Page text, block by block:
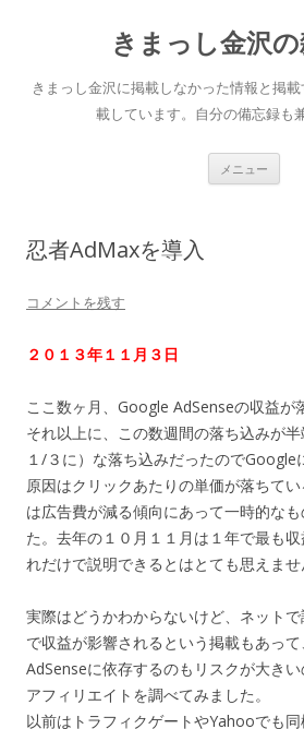
きまっし金沢
きまっし金沢に掲載しなかった情報と掲
載しています。自分の備忘録も
メニュー
忍者AdMaxを導入
コメントを残す
２０１３年１１月３日
ここ数ヶ月、Google AdSenseの収益が
それ以上に、この数週間の落ち込みが
１/３に）な落ち込みだったのでGoogle
原因はクリックあたりの単価が落ちて
は広告費が減る傾向にあって一時的な
た。去年の１０月１１月は１年で最も
れだけで説明できるとはとても思えませ
実際はどうかわからないけど、ネット
で収益が影響されるという掲載もあっ
AdSenseに依存するのもリスクが大き
アフィリエイトを調べてみました。
以前はトラフィクゲートやYahooでも